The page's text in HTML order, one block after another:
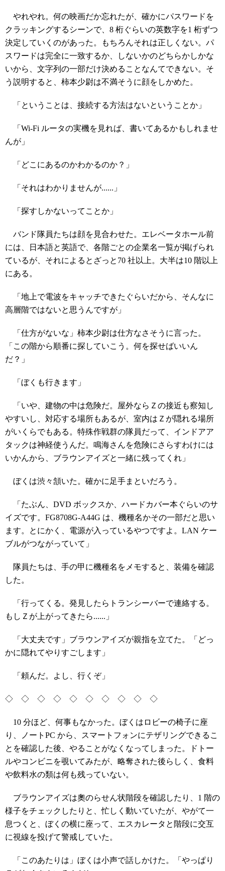
やれやれ。何の映画だか忘れたが、確かにパスワードを
クラッキングするシーンで、8 桁ぐらいの英数字を1 桁ずつ
決定していくのがあった。もちろんそれは正しくない。パ
スワードは完全に一致するか、しないかのどちらかしかな
いから、文字列の一部だけ決めることなんてできない。そ
う説明すると、柿本少尉は不満そうに顔をしかめた。
「ということは、接続する方法はないということか」
「Wi-Fi ルータの実機を見れば、書いてあるかもしれませ
んが」
「どこにあるのかわかるのか？」
「それはわかりませんが......」
「探すしかないってことか」
バンド隊員たちは顔を見合わせた。エレベータホール前
には、日本語と英語で、各階ごとの企業名一覧が掲げられ
ているが、それによるとざっと70 社以上。大半は10 階以上
にある。
「地上で電波をキャッチできたぐらいだから、そんなに
高層階ではないと思うんですが」
「仕方がないな」柿本少尉は仕方なさそうに言った。
「この階から順番に探していこう。何を探せばいいん
だ？」
「ぼくも行きます」
「いや、建物の中は危険だ。屋外ならＺの接近も察知し
やすいし、対応する場所もあるが、室内はＺが隠れる場所
がいくらでもある。特殊作戦群の隊員だって、インドアア
タックは神経使うんだ。鳴海さんを危険にさらすわけには
いかんから、ブラウンアイズと一緒に残ってくれ」
ぼくは渋々頷いた。確かに足手まといだろう。
「たぶん、DVD ボックスか、ハードカバー本ぐらいのサ
イズです。FG8708G-A44G は、機種名かその一部だと思い
ます。とにかく、電源が入っているやつですよ。LAN ケー
ブルがつながっていて」
隊員たちは、手の甲に機種名をメモすると、装備を確認
した。
「行ってくる。発見したらトランシーバーで連絡する。
もしＺが上がってきたら......」
「大丈夫です」ブラウンアイズが親指を立てた。「どっ
かに隠れてやりすごします」
「頼んだ。よし、行くぞ」
◇ ◇ ◇ ◇ ◇ ◇ ◇ ◇ ◇ ◇
10 分ほど、何事もなかった。ぼくはロビーの椅子に座
り、ノートPC から、スマートフォンにテザリングできるこ
とを確認した後、やることがなくなってしまった。ドトー
ルやコンビニを覗いてみたが、略奪された後らしく、食料
や飲料水の類は何も残っていない。
ブラウンアイズは奧のらせん状階段を確認したり、1 階の
様子をチェックしたりと、忙しく動いていたが、やがて一
息つくと、ぼくの横に座って、エスカレータと階段に交互
に視線を投げて警戒していた。
「このあたりは」ぼくは小声で話しかけた。「やっぱり